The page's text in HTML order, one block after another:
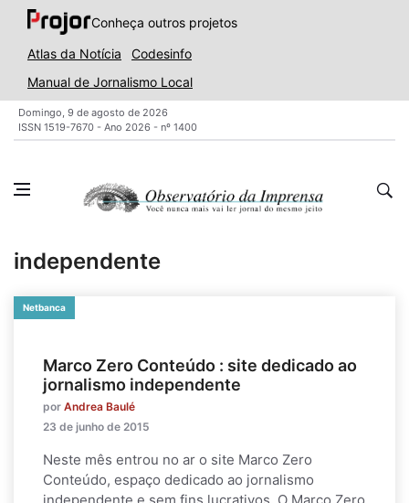
Conheça outros projetos
Atlas da Notícia
Codesinfo
Manual de Jornalismo Local
Domingo, 9 de agosto de 2026
ISSN 1519-7670 - Ano 2026 - nº 1400
independente
Netbanca
Marco Zero Conteúdo : site dedicado ao
jornalismo independente
por Andrea Baulé
23 de junho de 2015
Neste mês entrou no ar o site Marco Zero
Conteúdo, espaço dedicado ao jornalismo